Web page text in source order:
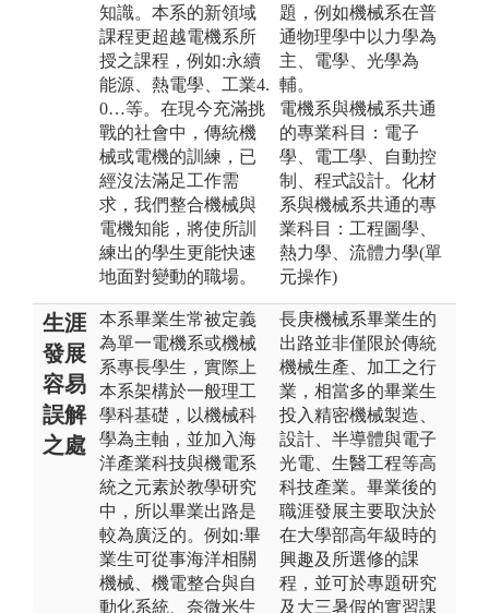
知識。本系的新領域
課程更超越電機系所
授之課程，例如:永續
能源、熱電學、工業4.
0…等。在現今充滿挑
戰的社會中，傳統機
械或電機的訓練，已
經沒法滿足工作需
求，我們整合機械與
電機知能，將使所訓
練出的學生更能快速
地面對變動的職場。
題，例如機械系在普
通物理學中以力學為
主、電學、光學為
輔。
電機系與機械系共通
的專業科目：電子
學、電工學、自動控
制、程式設計。化材
系與機械系共通的專
業科目：工程圖學、
熱力學、流體力學(單
元操作)
生涯
發展
容易
誤解
之處
本系畢業生常被定義
為單一電機系或機械
系專長學生，實際上
本系架構於一般理工
學科基礎，以機械科
學為主軸，並加入海
洋產業科技與機電系
統之元素於教學研究
中，所以畢業出路是
較為廣泛的。例如:畢
業生可從事海洋相關
機械、機電整合與自
動化系統、奈微米生
長庚機械系畢業生的
出路並非僅限於傳統
機械生產、加工之行
業，相當多的畢業生
投入精密機械製造、
設計、半導體與電子
光電、生醫工程等高
科技產業。畢業後的
職涯發展主要取決於
在大學部高年級時的
興趣及所選修的課
程，並可於專題研究
及大三暑假的實習課